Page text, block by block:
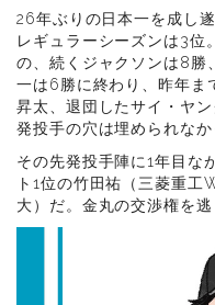
26年ぶりの日本一を成し
レギュラーシーズンは3位
の、続くジャクソンは8勝
一は6勝に終わり、昨年ま
昇太、退団したサイ・ヤ
発投手の穴は埋められなか
その先発投手陣に1年目な
ト1位の竹田祐（三菱重工
大）だ。金丸の交渉権を